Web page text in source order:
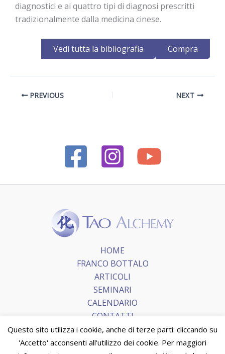
diagnostici e ai quattro tipi di diagnosi prescritti
tradizionalmente dalla medicina cinese.
Vedi tutta la bibliografia Compra
PREVIOUS NEXT
HOME
FRANCO BOTTALO
ARTICOLI
SEMINARI
CALENDARIO
CONTATTI
Questo sito utilizza i cookie, anche di terze parti: cliccando su
'Accetto' acconsenti all'utilizzo dei cookie. Per maggiori